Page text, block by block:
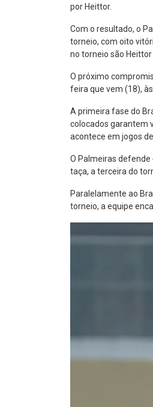
por Heittor.
Com o resultado, o
torneio, com oito
no torneio são
O próximo
feira que vem (18),
A primeira fase do
colocados garantem
acontece em jogos
O Palmeiras defende
taça, a terceira do
Paralelamente ao
torneio, a equipe
PLANO PRATA
R$46,04